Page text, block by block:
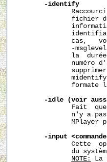
-identify
fichier
cas,
-
la
numéro
formate
-idle
(voir
Fait
n'y a
MPlayer
-input
Cette
du
NOTE:
La